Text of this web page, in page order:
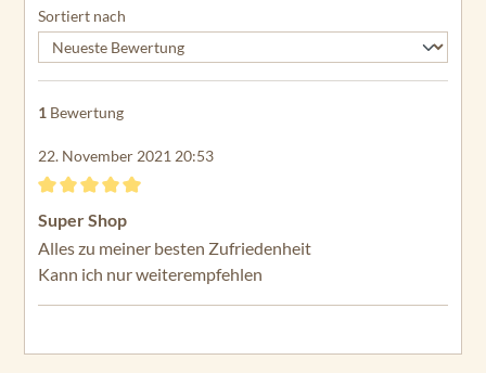
Sortiert nach
1 Bewertung
22. November 2021 20:53
Bewertung mit 5 von 5 Sternen
Super Shop
Alles zu meiner besten Zufriedenheit
Kann ich nur weiterempfehlen